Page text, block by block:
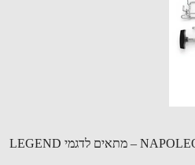
שיפוד מסתובב רוטיסרי NAPOLEON Roti – מתאים לדגמי LEGEND